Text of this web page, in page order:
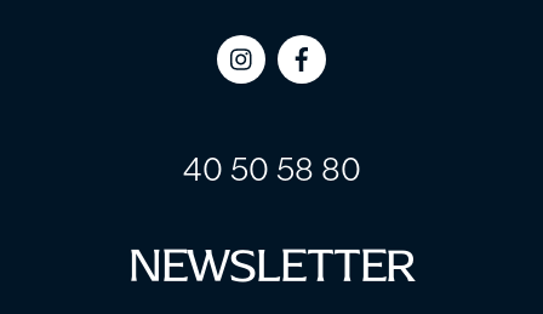
Icon
Icon
40 50 58 80
NEWSLETTER